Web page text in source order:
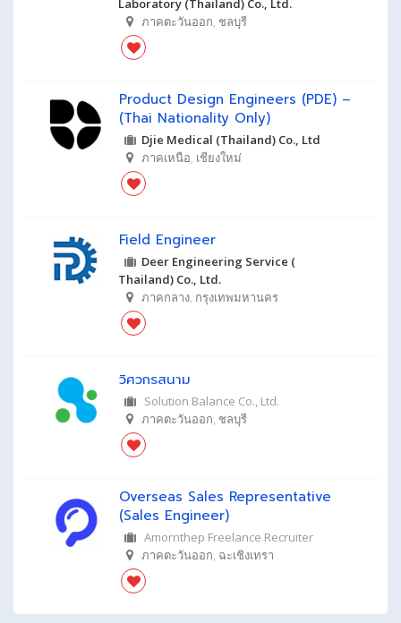
Laboratory (Thailand) Co., Ltd.
ภาคตะวันออก, ชลบุรี
Product Design Engineers (PDE) –
(Thai Nationality Only)
Djie Medical (Thailand) Co., Ltd
ภาคเหนือ, เชียงใหม่
Field Engineer
Deer Engineering Service (
Thailand) Co., Ltd.
ภาคกลาง, กรุงเทพมหานคร
วิศวกรสนาม
Solution Balance Co., Ltd.
ภาคตะวันออก, ชลบุรี
Overseas Sales Representative
(Sales Engineer)
Amornthep Freelance Recruiter
ภาคตะวันออก, ฉะเชิงเทรา